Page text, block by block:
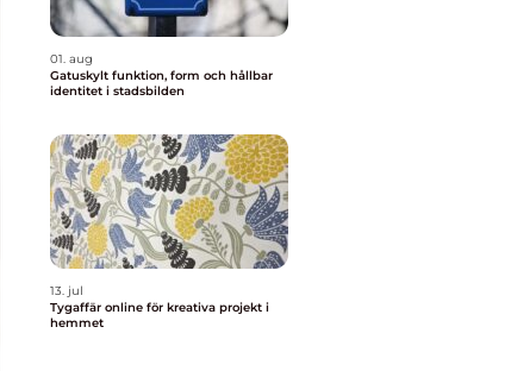
01. aug
Gatuskylt funktion, form och hållbar
identitet i stadsbilden
13. jul
Tygaffär online för kreativa projekt i
hemmet